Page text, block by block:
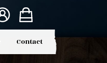
Contact